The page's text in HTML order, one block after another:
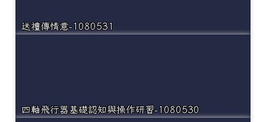
送禮傳情意-1080531
四軸飛行器基礎認知與操作研習-1080530